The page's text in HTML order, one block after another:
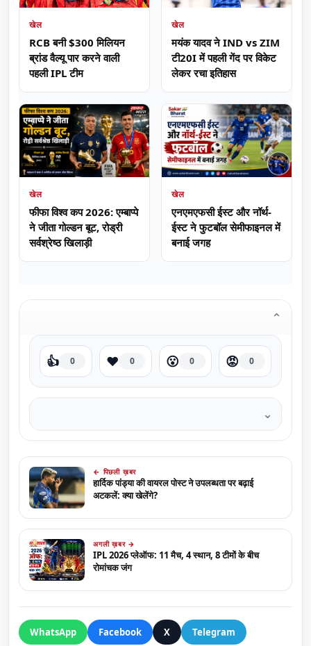
खेल
RCB बनी $300 मिलियन
ब्रांड वैल्यू पार करने वाली
पहली IPL टीम
खेल
मयंक यादव ने IND vs ZIM
टी20I में पहली गेंद पर विकेट
लेकर रचा इतिहास
खेल
फीफा विश्व कप 2026: एम्बाप्पे
ने जीता गोल्डन बूट, रोड्री
सर्वश्रेष्ठ खिलाड़ी
खेल
एनएमएफसी ईस्ट और नॉर्थ-
ईस्ट ने फुटबॉल सेमीफाइनल में
बनाई जगह
⌄
👍 0 ❤️ 0 😮 0 😡 0
⌄
← पिछली ख़बर
हार्दिक पांड्या की वायरल पोस्ट ने उपलब्धता पर बढ़ाई
अटकलें: क्या खेलेंगे?
अगली ख़बर →
IPL 2026 प्लेऑफ: 11 मैच, 4 स्थान, 8 टीमों के बीच
रोमांचक जंग
WhatsApp Facebook X Telegram